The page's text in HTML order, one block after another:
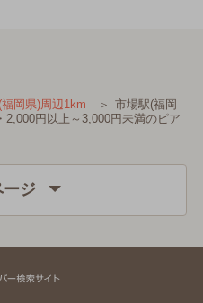
岡県)周辺1km
市場駅(福岡
円以上～3,000円未満のピア
ージ